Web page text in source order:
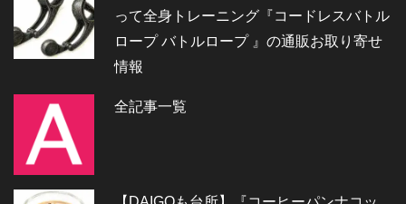
って全身トレーニング『コードレスバトル
ロープ バトルロープ 』の通販お取り寄せ
情報
全記事一覧